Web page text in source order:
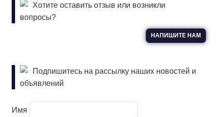
Хотите оставить отзыв или возникли
вопросы?
НАПИШИТЕ НАМ
Подпишитесь на рассылку наших новостей и
объявлений
Имя